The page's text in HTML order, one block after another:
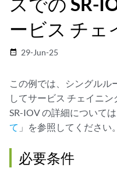
ービス チェ
date_range 29-Jun-25
この例では、シングルル
してサービス チェイニン
SR-IOV の詳細について
て 」を参照してください。
必要条件